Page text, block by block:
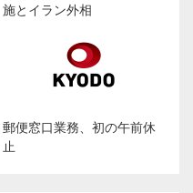
施とイラン外相
郵便窓口業務、初の午前休
止